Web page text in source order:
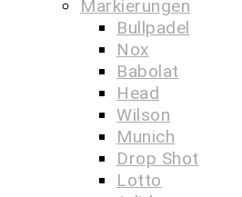
Markierungen
Bullpadel
Nox
Babolat
Head
Wilson
Munich
Drop Shot
Lotto